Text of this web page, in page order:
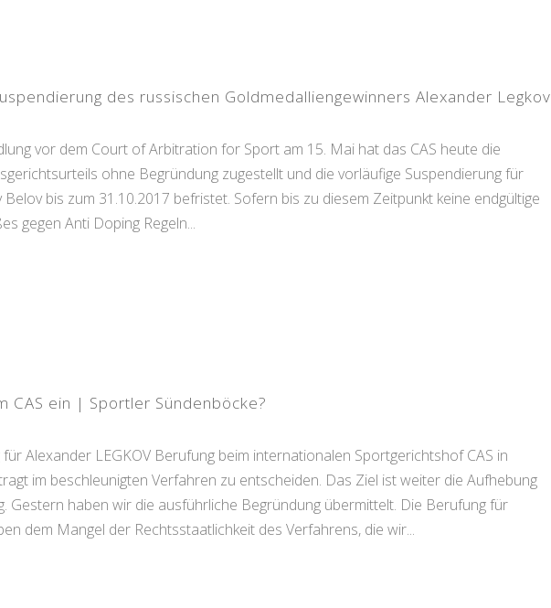
des russischen Goldmedalliengewinners Alexander Legkov
vor dem Court of Arbitration for Sport am 15. Mai hat das CAS heute die
ohne Begründung zugestellt und die vorläufige Suspendierung für
bis zum 31.10.2017 befristet. Sofern bis zu diesem Zeitpunkt keine endgültige
gegen Anti Doping Regeln...
CAS ein | Sportler Sündenböcke?
Alexander LEGKOV Berufung beim internationalen Sportgerichtshof CAS in
im beschleunigten Verfahren zu entscheiden. Das Ziel ist weiter die Aufhebung
Gestern haben wir die ausführliche Begründung übermittelt. Die Berufung für
dem Mangel der Rechtsstaatlichkeit des Verfahrens, die wir...